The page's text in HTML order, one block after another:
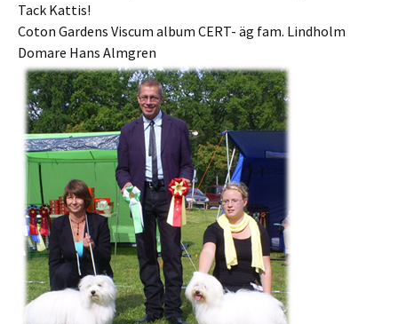
Tack Kattis!
Coton Gardens Viscum album CERT- äg fam. Lindholm
Domare Hans Almgren